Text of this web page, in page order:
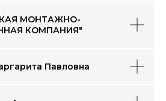
МОНТАЖНО-
КОМПАНИЯ"
Павловна